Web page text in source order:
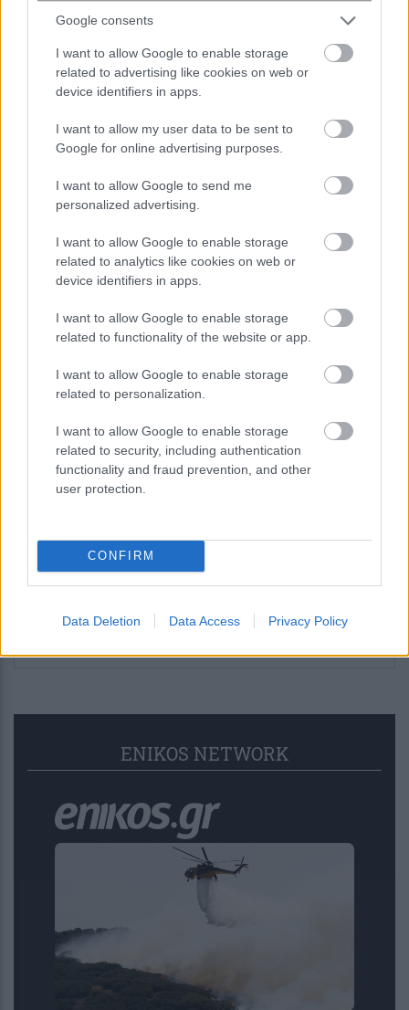
Google consents
I want to allow Google to enable storage
related to advertising like cookies on web or
device identifiers in apps.
I want to allow my user data to be sent to
Google for online advertising purposes.
I want to allow Google to send me
personalized advertising.
I want to allow Google to enable storage
related to analytics like cookies on web or
device identifiers in apps.
I want to allow Google to enable storage
related to functionality of the website or app.
I want to allow Google to enable storage
related to personalization.
I want to allow Google to enable storage
related to security, including authentication
functionality and fraud prevention, and other
user protection.
CONFIRM
Data Deletion Data Access Privacy Policy
Ακολουθήστε το στο Google News
και μάθετε πρώτοι όλες τις ειδήσεις
Δείτε όλες τις τελευταίες
από την Ελλάδα
Ροή Οικονομία Επιχειρήσεις
26 λεπτά πριν
«μικροσκόπιο» της ΑΑΔΕ και της ΓΓΠΣ
με τη βοήθεια της τεχνητής...
56 λεπτά πριν
Τουρισμός για Όλους: Όλα τα ΑΦΜ
καταθέτουν αίτηση από σήμερα – Πότε
1 ώρα πριν
Νέο Market Pass 2026: Έρχεται το
νοικοκυριά – Ποιοι είναι οι δικαιούχοι
ENIKOS NETWORK